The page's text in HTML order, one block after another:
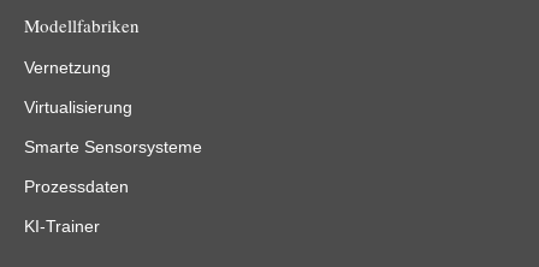
Modellfabriken
Vernetzung
Virtualisierung
Smarte Sensorsysteme
Prozessdaten
KI-Trainer